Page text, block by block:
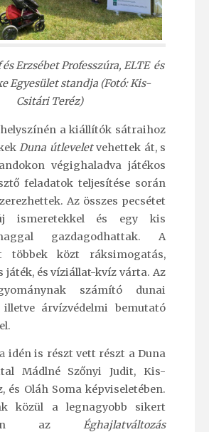
Erzsébet Professzúra, ELTE és
Egyesület standja (Fotó: Kis-
Csitári Teréz)
helyszínén a kiállítók sátraihoz
Duna útleveletvehettek át, s
végighaladva játékos
feladatok teljesítése során
Az összes pecsétet
ismeretekkel és egy kis
gazdagodhattak. A
többek közt ráksimogatás,
játék, és víziállat-kvíz várta. Az
számító dunai
illetve árvízvédelmi bemutató
idén is részt vett részt a Duna
Mádlné Szőnyi Judit, Kis-
és Oláh Soma képviseletében.
közül a legnagyobb sikert
azÉghajlatváltozás